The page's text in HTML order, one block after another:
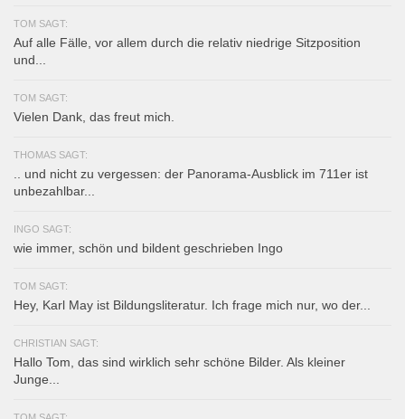
TOM SAGT:
Auf alle Fälle, vor allem durch die relativ niedrige Sitzposition
und...
TOM SAGT:
Vielen Dank, das freut mich.
THOMAS SAGT:
.. und nicht zu vergessen: der Panorama-Ausblick im 711er ist
unbezahlbar...
INGO SAGT:
wie immer, schön und bildent geschrieben Ingo
TOM SAGT:
Hey, Karl May ist Bildungsliteratur. Ich frage mich nur, wo der...
CHRISTIAN SAGT:
Hallo Tom, das sind wirklich sehr schöne Bilder. Als kleiner
Junge...